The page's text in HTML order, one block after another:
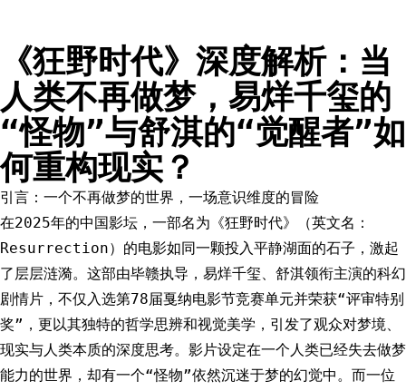
《狂野时代》深度解析：当
人类不再做梦，易烊千玺的
“怪物”与舒淇的“觉醒者”如
何重构现实？
引言：一个不再做梦的世界，一场意识维度的冒险
在2025年的中国影坛，一部名为《狂野时代》（英文名：
Resurrection）的电影如同一颗投入平静湖面的石子，激起
了层层涟漪。这部由毕赣执导，易烊千玺、舒淇领衔主演的科幻
剧情片，不仅入选第78届戛纳电影节竞赛单元并荣获“评审特别
奖”，更以其独特的哲学思辨和视觉美学，引发了观众对梦境、
现实与人类本质的深度思考。影片设定在一个人类已经失去做梦
能力的世界，却有一个“怪物”依然沉迷于梦的幻觉中。而一位